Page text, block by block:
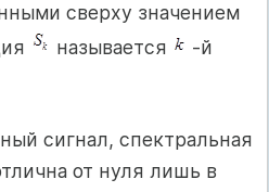
сверху значением
называется
-й
сигнал, спектральная
от нуля лишь в